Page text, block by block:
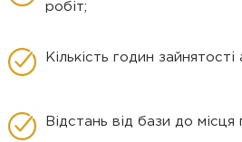
робіт;
Кількість годин зайнятості
Відстань від бази до